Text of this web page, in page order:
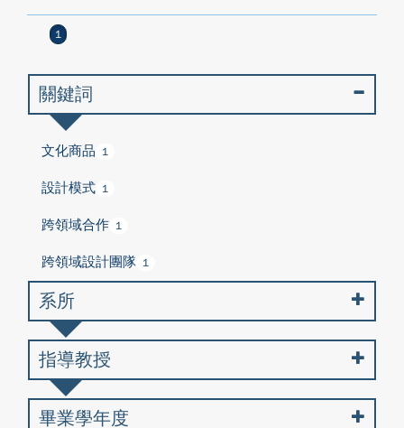
1
關鍵詞
文化商品 1
設計模式 1
跨領域合作 1
跨領域設計團隊 1
系所
指導教授
畢業學年度